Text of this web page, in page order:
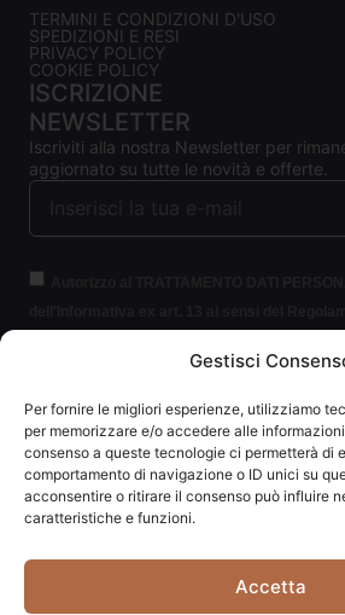
Gestisci
Per fornire le migliori esperienze, utilizziamo
per memorizzare e/o accedere alle
consenso a queste tecnologie ci permetterà di
comportamento di navigazione o ID unici su
acconsentire o ritirare il consenso può influire
caratteristiche e funzioni.
Accetta
TERMINI E CONDIZIONI D'USO
SPEDIZIONI E RESI
PRIVACY POLICY
COOKIE POLICY
ISCRIZIONE
NEWSLETTER
Iscriviti alla nostra Newsletter per
aggiornato su tutte le novità e offerte.
protezione delle persone fisiche con riguardo
informazioni.
ISCRIVITI ALLA